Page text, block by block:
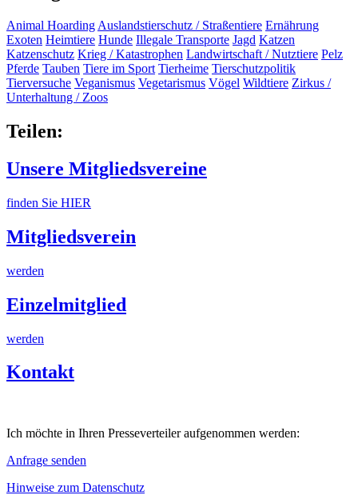
Animal Hoarding Auslandstierschutz / Straßentiere Ernährung
Exoten Heimtiere Hunde Illegale Transporte Jagd Katzen
Katzenschutz Krieg / Katastrophen Landwirtschaft / Nutztiere Pelz
Pferde Tauben Tiere im Sport Tierheime Tierschutzpolitik
Tierversuche Veganismus Vegetarismus Vögel Wildtiere Zirkus /
Unterhaltung / Zoos
Teilen:
Unsere Mitgliedsvereine
finden Sie HIER
Mitgliedsverein
werden
Einzelmitglied
werden
Kontakt
Ich möchte in Ihren Presseverteiler aufgenommen werden:
Anfrage senden
Hinweise zum Datenschutz